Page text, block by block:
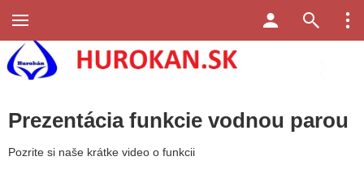
Prezentácia funkcie vodnou parou
Pozrite si naše krátke video o funkcii